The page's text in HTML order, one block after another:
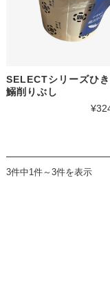
SELECTシリーズひき
鰯削りぶし
3件中1件～3件を表示